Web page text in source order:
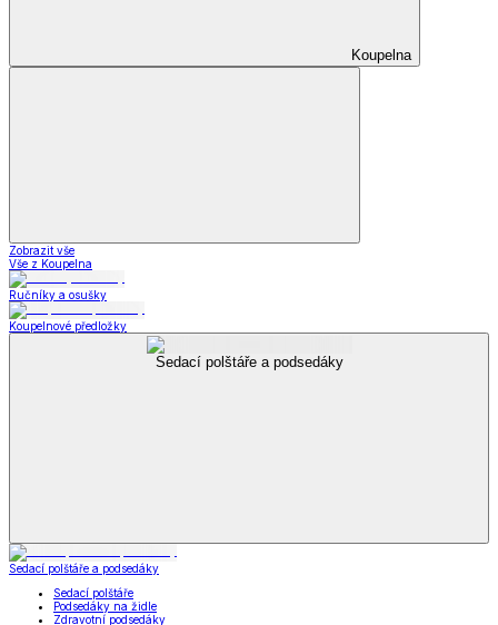
Koupelna
Zobrazit vše
Vše z Koupelna
Ručníky a osušky
Koupelnové předložky
Sedací polštáře a podsedáky
Sedací polštáře a podsedáky
Sedací polštáře
Podsedáky na židle
Zdravotní podsedáky